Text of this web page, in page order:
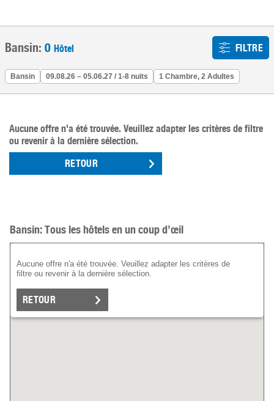
Bansin: 0 Hôtel FILTRE
Bansin 09.08.26 – 05.06.27 / 1-8 nuits 1 Chambre, 2 Adultes
Aucune offre n'a été trouvée. Veuillez adapter les critères de filtre
ou revenir à la dernière sélection.
RETOUR
Bansin: Tous les hôtels en un coup d’œil
Aucune offre n'a été trouvée. Veuillez adapter les critères de
filtre ou revenir à la dernière sélection.
RETOUR